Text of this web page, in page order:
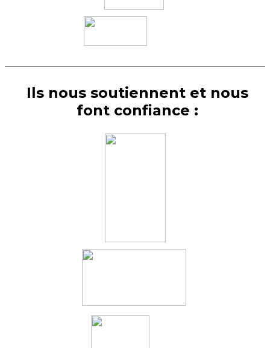
Ils nous soutiennent et nous
font confiance :